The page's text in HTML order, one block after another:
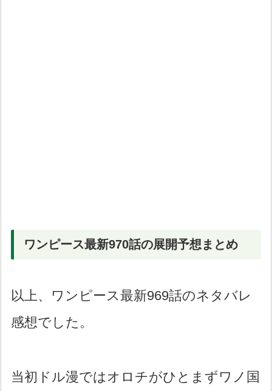
ワンピース最新970話の展開予想まとめ
以上、ワンピース最新969話のネタバレ
感想でした。
当初ドル漫ではオロチがひとまずワノ国